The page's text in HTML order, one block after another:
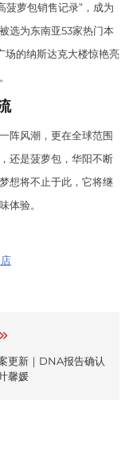
菠萝包销售记录”，成为
选为东南亚53家热门本
场的纳斯达克大楼惊艳亮
阵风潮，更在全球范围
还是菠萝包，华阳不断
想将不止于此，它将继
体验。
更新｜DNA报告确认
馨媛